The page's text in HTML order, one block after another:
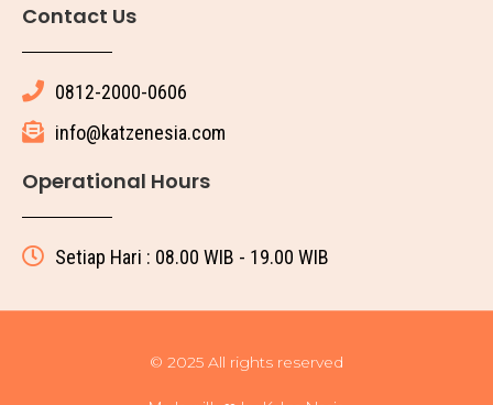
Contact Us
0812-2000-0606
info@katzenesia.com
Operational Hours
Setiap Hari : 08.00 WIB - 19.00 WIB
© 2025 All rights reserved